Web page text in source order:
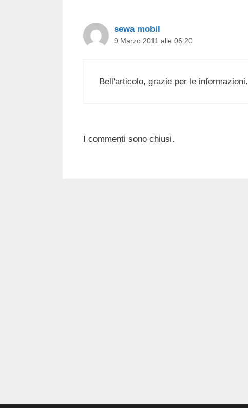
sewa mobil
9 Marzo 2011 alle 06:20
Bell'articolo, grazie per le informazioni.
I commenti sono chiusi.